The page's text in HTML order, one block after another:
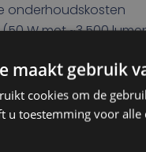
onderhoudskosten
(50 W met ~3.500
en prestaties
kwaliteit–
omstandigheden
maakt gebruik
cookies om de
u toestemming voor